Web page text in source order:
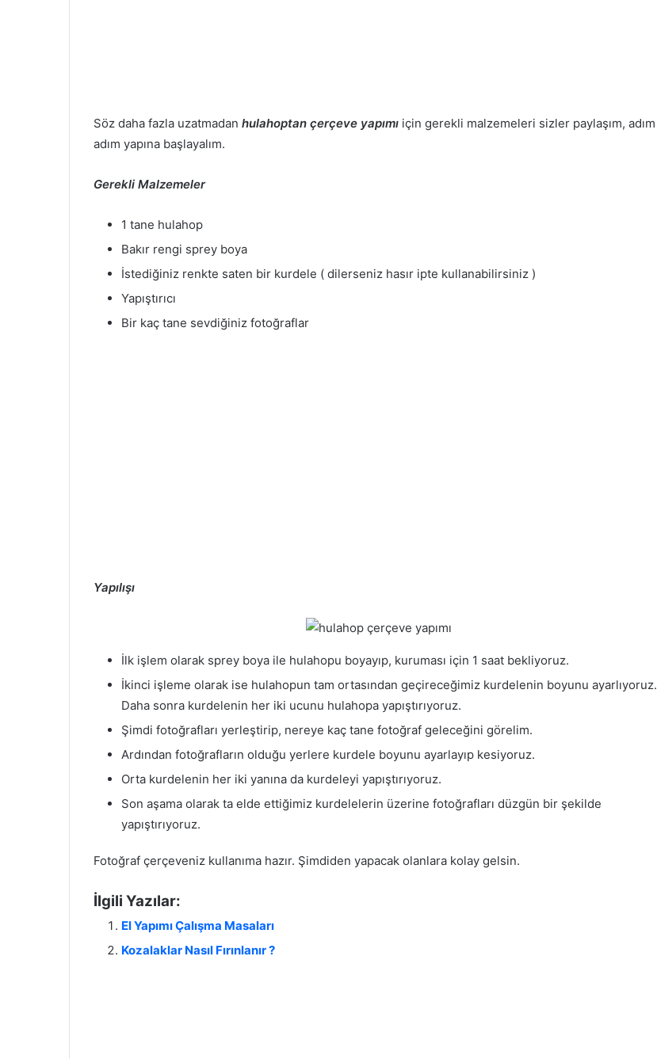
Söz daha fazla uzatmadan hulahoptan çerçeve yapımı için gerekli malzemeleri sizler paylaşım, adım
adım yapına başlayalım.
Gerekli Malzemeler
1 tane hulahop
Bakır rengi sprey boya
İstediğiniz renkte saten bir kurdele ( dilerseniz hasır ipte kullanabilirsiniz )
Yapıştırıcı
Bir kaç tane sevdiğiniz fotoğraflar
Yapılışı
İlk işlem olarak sprey boya ile hulahopu boyayıp, kuruması için 1 saat bekliyoruz.
İkinci işleme olarak ise hulahopun tam ortasından geçireceğimiz kurdelenin boyunu ayarlıyoruz.
Daha sonra kurdelenin her iki ucunu hulahopa yapıştırıyoruz.
Şimdi fotoğrafları yerleştirip, nereye kaç tane fotoğraf geleceğini görelim.
Ardından fotoğrafların olduğu yerlere kurdele boyunu ayarlayıp kesiyoruz.
Orta kurdelenin her iki yanına da kurdeleyi yapıştırıyoruz.
Son aşama olarak ta elde ettiğimiz kurdelelerin üzerine fotoğrafları düzgün bir şekilde
yapıştırıyoruz.
Fotoğraf çerçeveniz kullanıma hazır. Şimdiden yapacak olanlara kolay gelsin.
İlgili Yazılar:
El Yapımı Çalışma Masaları
Kozalaklar Nasıl Fırınlanır ?